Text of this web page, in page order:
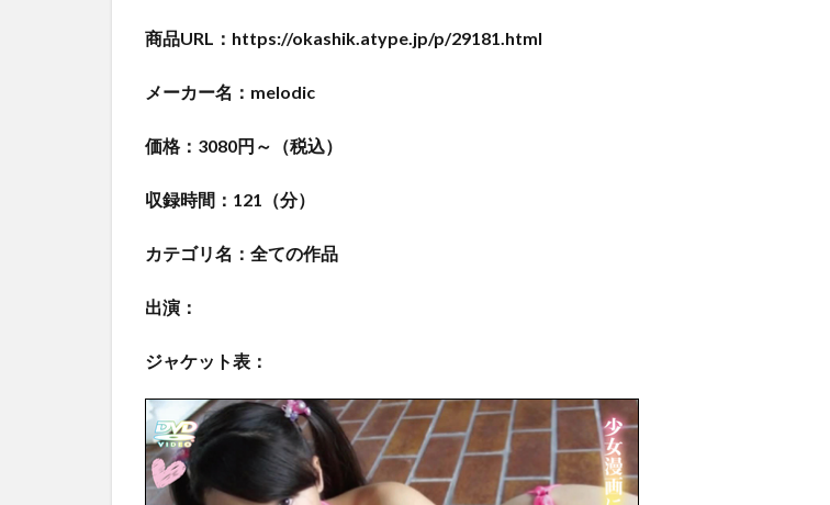
商品URL：https://okashik.atype.jp/p/29181.html
メーカー名：melodic
価格：3080円～（税込）
収録時間：121（分）
カテゴリ名：全ての作品
出演：
ジャケット表：